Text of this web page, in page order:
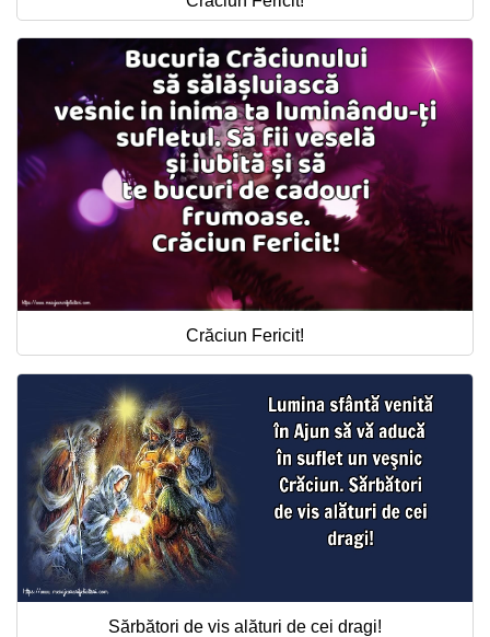
Crăciun Fericit!
Sărbători de vis alături de cei dragi!